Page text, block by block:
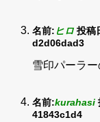
名前: ヒロ 投稿
d2d06dad3
雪印パーラ
名前:kurahasi
41843c1d4